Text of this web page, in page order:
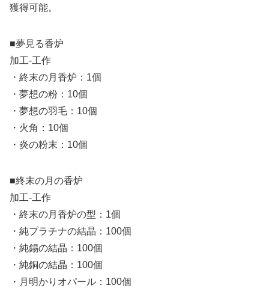
獲得可能。
■夢見る香炉
加工-工作
・終末の月香炉：1個
・夢想の粉：10個
・夢想の羽毛：10個
・火角：10個
・炎の粉末：10個
■終末の月の香炉
加工-工作
・終末の月香炉の型：1個
・純プラチナの結晶：100個
・純錫の結晶：100個
・純銅の結晶：100個
・月明かりオパール：100個